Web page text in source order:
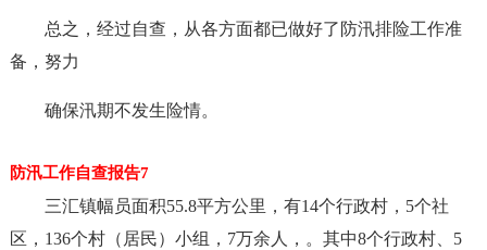
总之，经过自查，从各方面都已做好了防汛排险工作准
备，努力
确保汛期不发生险情。
防汛工作自查报告7
三汇镇幅员面积55.8平方公里，有14个行政村，5个社
区，136个村（居民）小组，7万余人，。其中8个行政村、5